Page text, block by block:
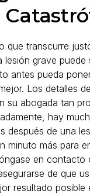
que transcurre
lesión grave puede
antes pueda
Los detalles
su abogada tan
hay
después de una
minuto más para
en
de que
resultado posible